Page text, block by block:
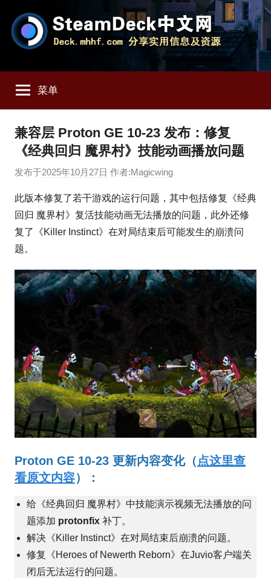
SteamDeck
中
文
网
享
SteamDeck
用
资
源
菜单
兼容层 Proton GE 10-23 发布：修复
《经典回归 魔界村》技能动画播放问题
发布于2025年10月27日 作者:Magicwing
此版本修复了若干游戏的运行问题，其中包括修复《经典
回归 魔界村》复活技能动画无法播放的问题，此外还修
复了《Killer Instinct》在对局结束后可能发生的崩溃问
题。
Proton GE 10-23 更新内容变化（点这里查
看原文内容）：
给《经典回归 魔界村》中技能演示视频无法播放的问
题添加 protonfix 补丁。
解决《Killer Instinct》在对局结束后崩溃的问题。
修复《Heroes of Newerth Reborn》在Juvio客户端关
闭后无法运行的问题。